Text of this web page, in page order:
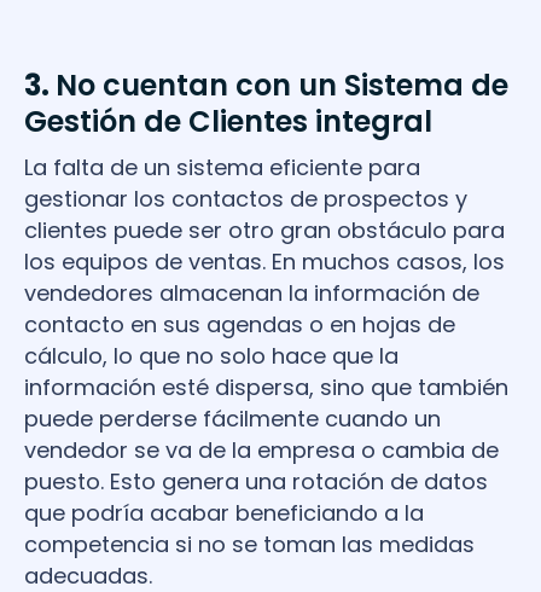
3. No cuentan con un Sistema de
Gestión de Clientes integral
La falta de un sistema eficiente para
gestionar los contactos de prospectos y
clientes puede ser otro gran obstáculo para
los equipos de ventas. En muchos casos, los
vendedores almacenan la información de
contacto en sus agendas o en hojas de
cálculo, lo que no solo hace que la
información esté dispersa, sino que también
puede perderse fácilmente cuando un
vendedor se va de la empresa o cambia de
puesto. Esto genera una rotación de datos
que podría acabar beneficiando a la
competencia si no se toman las medidas
adecuadas.